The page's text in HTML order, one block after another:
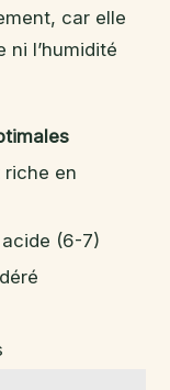
car elle
ni l’humidité
riche en
(6-7)